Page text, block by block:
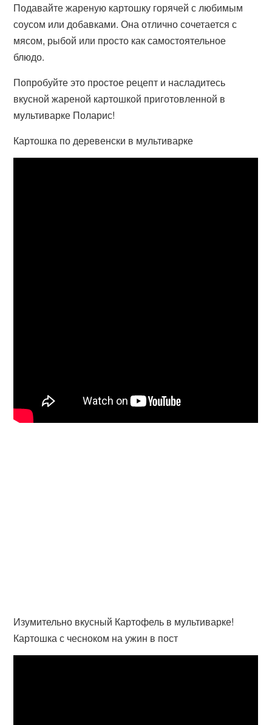
Подавайте жареную картошку горячей с любимым
соусом или добавками. Она отлично сочетается с
мясом, рыбой или просто как самостоятельное
блюдо.
Попробуйте это простое рецепт и насладитесь
вкусной жареной картошкой приготовленной в
мультиварке Поларис!
Картошка по деревенски в мультиварке
Изумительно вкусный Картофель в мультиварке!
Картошка с чесноком на ужин в пост